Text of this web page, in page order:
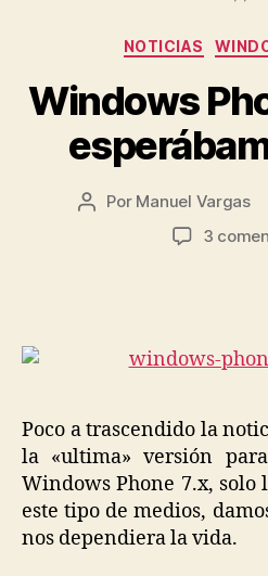
NOTICIAS
Windows
Autor
Por Manuel Vargas
3
Poco a trascendido la
la «ultima» versión
Windows Phone 7.x, solo
este tipo de medios,
nos dependiera la vida.